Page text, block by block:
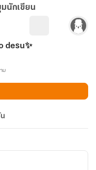
นักเขียน
desu✨
ม